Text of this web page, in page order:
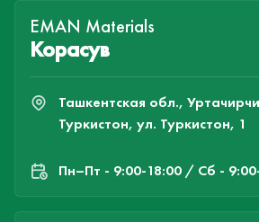
EMAN Materials
Корасув
Ташкентская обл.,
Туркистон, ул. Туркистон, 1
Пн–Пт - 9:00-18:00 / Сб -